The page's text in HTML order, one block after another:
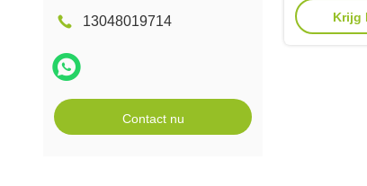
13048019714
Contact nu
Krijg